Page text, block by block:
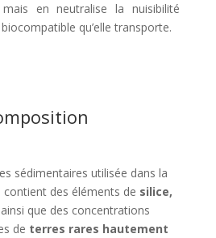
mais en neutralise la nuisibilité
qu’elle transporte.
sédimentaires utilisée dans la
des éléments de silice,
que des concentrations
de terres rares hautement